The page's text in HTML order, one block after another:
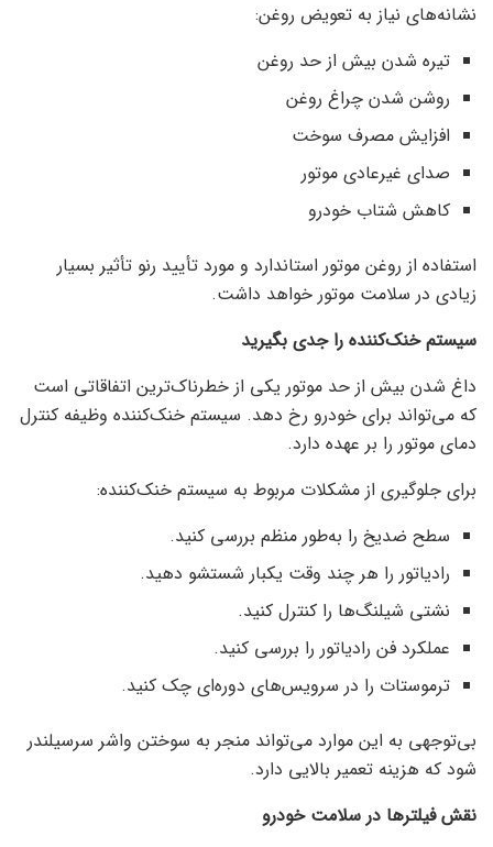
نشانه‌های نیاز به تعویض روغن:
تیره شدن بیش از حد روغن
روشن شدن چراغ روغن
افزایش مصرف سوخت
صدای غیرعادی موتور
کاهش شتاب خودرو
استفاده از روغن موتور استاندارد و مورد تأیید رنو تأثیر بسیار
زیادی در سلامت موتور خواهد داشت.
سیستم خنک‌کننده را جدی بگیرید
داغ شدن بیش از حد موتور یکی از خطرناک‌ترین اتفاقاتی است
که می‌تواند برای خودرو رخ دهد. سیستم خنک‌کننده وظیفه کنترل
دمای موتور را بر عهده دارد.
برای جلوگیری از مشکلات مربوط به سیستم خنک‌کننده:
سطح ضدیخ را به‌طور منظم بررسی کنید.
رادیاتور را هر چند وقت یکبار شستشو دهید.
نشتی شیلنگ‌ها را کنترل کنید.
عملکرد فن رادیاتور را بررسی کنید.
ترموستات را در سرویس‌های دوره‌ای چک کنید.
بی‌توجهی به این موارد می‌تواند منجر به سوختن واشر سرسیلندر
شود که هزینه تعمیر بالایی دارد.
نقش فیلترها در سلامت خودرو